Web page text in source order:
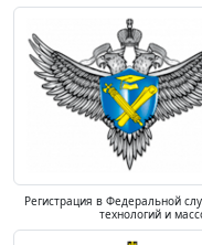
Регистрация в Федеральной
технологий и